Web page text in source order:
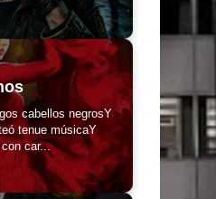
cabellos negrosY
tenue músicaY
car...